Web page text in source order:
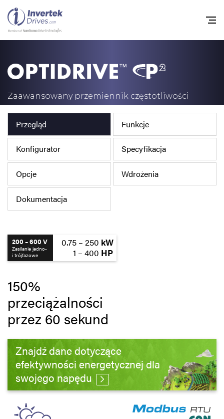
Zaawansowany przemiennik częstotliwości
Przegląd Funkcje
Konfigurator Specyfikacja
Opcje Wdrożenia
Dokumentacja
200 – 600 V
Zasilanie jedno-
i trójfazowe
0.75 – 250 kW
1 – 400 HP
150%
przeciążalności
przez 60 sekund
Znajdź dane dotyczące
efektywności energetycznej dla
swojego napędu
Home
Do pobrania
Nowości
Oferty pracy